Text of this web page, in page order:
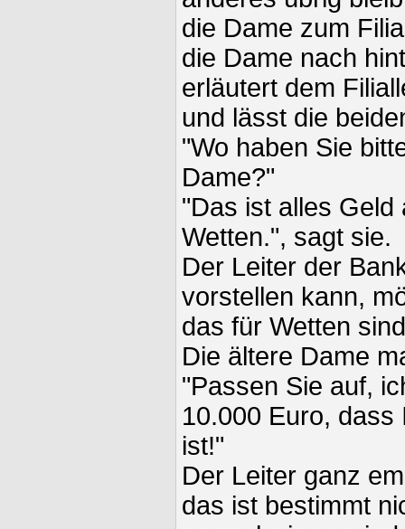
die Dame zum
die Dame nach
erläutert dem
und lässt die
"Wo haben Sie
Dame?"
"Das ist alles Geld
Wetten.", sagt sie.
Der Leiter der
vorstellen kann,
das für Wetten
Die ältere Dame
"Passen Sie auf,
10.000 Euro,
ist!"
Der Leiter ganz
das ist bestimmt